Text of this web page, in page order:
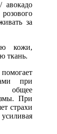
за
кожи,
ткань.
при
При
страхи